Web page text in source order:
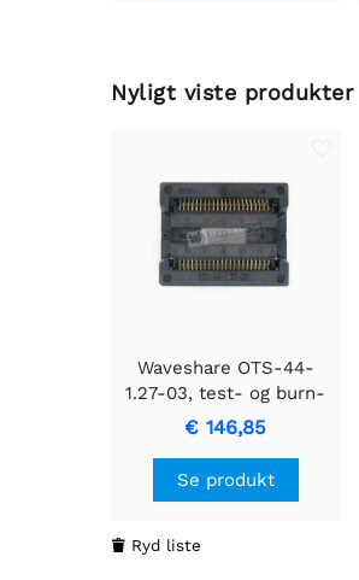
Nyligt viste produkter
Waveshare OTS-44-
1.27-03, test- og burn-
in sokkel
€ 146,85
Se produkt
 Ryd liste